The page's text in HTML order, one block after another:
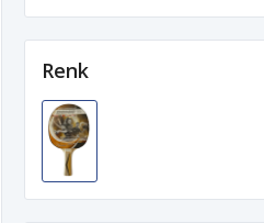
Renk